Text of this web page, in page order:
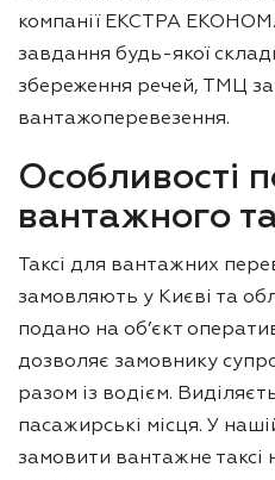
компанії ЕКСТРА
завдання будь-якої
збереження речей, ТМЦ
вантажоперевезення.
Особливості
вантажного
Таксі для вантажних
замовляють у Києві та
подано на об’єкт
дозволяє замовнику
разом із водієм.
пасажирські місця. У
замовити вантажне таксі